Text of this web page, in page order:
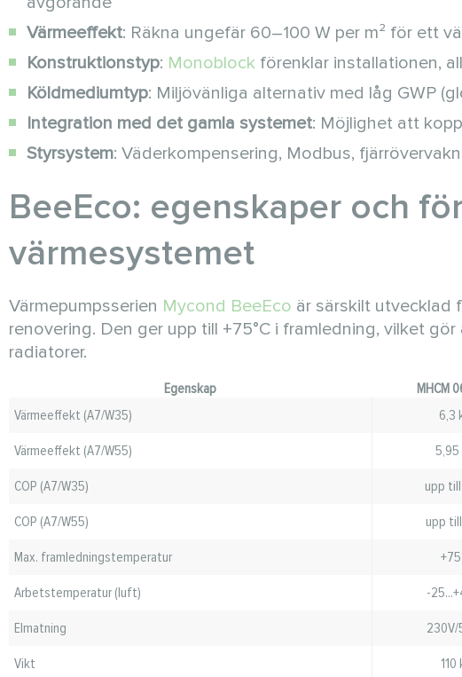
Värmeeffekt: Räkna ungefär 60–100 W per m² för ett
Konstruktionstyp: Monoblock förenklar installationen,
Köldmediumtyp: Miljövänliga alternativ med låg GWP
Integration med det gamla systemet: Möjlighet att
Styrsystem: Väderkompensering, Modbus,
BeeEco: egenskaper och
värmesystemet
Värmepumpsserien Mycond BeeEco är särskilt utvecklad
renovering. Den ger upp till +75°C i framledning, vilket
radiatorer.
Egenskap MHCM
Värmeeffekt (A7/W35)
6,3
Värmeeffekt (A7/W55)
5,95
COP (A7/W35)
upp
COP (A7/W55)
upp
Max. framledningstemperatur
Arbetstemperatur (luft)
-
Elmatning
230V/
Vikt
110